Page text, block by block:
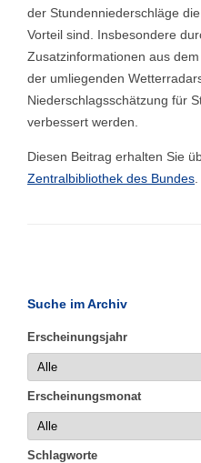
der Stundenniederschläge
Vorteil sind. Insbesondere
Zusatzinformationen aus
der umliegenden
Niederschlagsschätzung für
verbessert werden.
Diesen Beitrag erhalten Sie
Zentralbibliothek des Bundes
Suche im Archiv
Erscheinungsjahr
Erscheinungsmonat
Schlagworte